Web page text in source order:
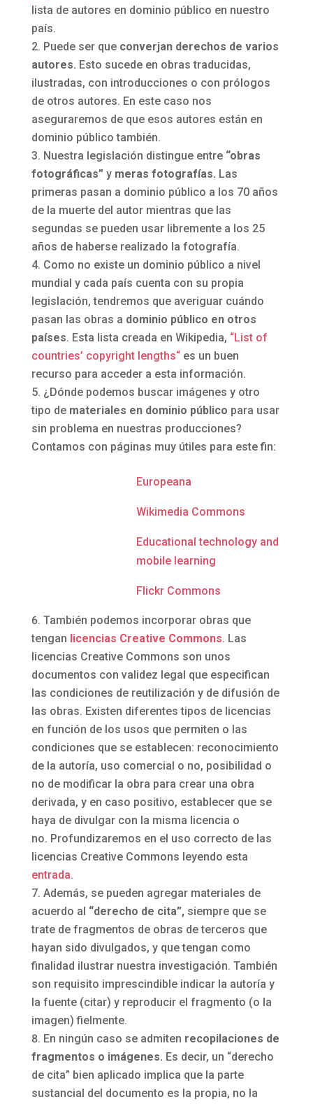
lista de autores en dominio público en nuestro
país.
Puede ser que converjan derechos de varios
autores. Esto sucede en obras traducidas,
ilustradas, con introducciones o con prólogos
de otros autores. En este caso nos
aseguraremos de que esos autores están en
dominio público también.
Nuestra legislación distingue entre “obras
fotográficas” ymeras fotografías. Las
primeras pasan a dominio público a los 70 años
de la muerte del autor mientras que las
segundas se pueden usar libremente a los 25
años de haberse realizado la fotografía.
Como no existe un dominio público a nivel
mundial y cada país cuenta con su propia
legislación, tendremos que averiguar cuándo
pasan las obras a dominio público en otros
países. Esta lista creada en Wikipedia, “List of
countries’ copyright lengths“es un buen
recurso para acceder a esta información.
¿Dónde podemos buscar imágenes y otro
tipo de materiales en dominio público para usar
sin problema en nuestras producciones?
Contamos con páginas muy útiles para este fin:
Europeana
Wikimedia Commons
Educational technology and
mobile learning
Flickr Commons
También podemos incorporar obras que
tengan licencias Creative Commons. Las
licencias Creative Commons son unos
documentos con validez legal que especifican
las condiciones de reutilización y de difusión de
las obras. Existen diferentes tipos de licencias
en función de los usos que permiten o las
condiciones que se establecen: reconocimiento
de la autoría, uso comercial o no, posibilidad o
no de modificar la obra para crear una obra
derivada, y en caso positivo, establecer que se
haya de divulgar con la misma licencia o
no. Profundizaremos en el uso correcto de las
licencias Creative Commons leyendo esta
entrada.
Además, se pueden agregar materiales de
acuerdo al “derecho de cita”, siempre que se
trate de fragmentos de obras de terceros que
hayan sido divulgados, y que tengan como
finalidad ilustrar nuestra investigación. También
son requisito imprescindible indicar la autoría y
la fuente (citar) y reproducir el fragmento (o la
imagen) fielmente.
En ningún caso se admiten recopilaciones de
fragmentos o imágenes. Es decir, un “derecho
de cita” bien aplicado implica que la parte
sustancial del documento es la propia, no la